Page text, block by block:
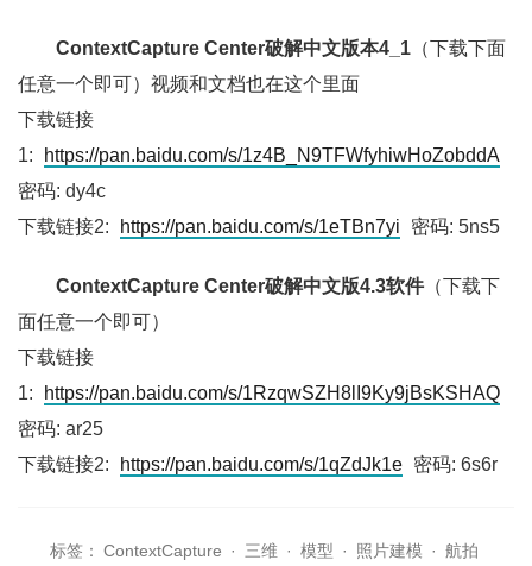
ContextCapture Center破解中文版本4_1 （下载下面
任意一个即可）视频和文档也在这个里面
下载链接
1:
https://pan.baidu.com/s/1z4B_N9TFWfyhiwHoZobddA
密码: dy4c
下载链接2:
https://pan.baidu.com/s/1eTBn7yi 密码: 5ns5
ContextCapture Center破解中文版4.3软件（下载下
面任意一个即可）
下载链接
1:
https://pan.baidu.com/s/1RzqwSZH8lI9Ky9jBsKSHAQ
密码: ar25
下载链接2:
https://pan.baidu.com/s/1qZdJk1e 密码: 6s6r
标签： ContextCapture · 三维 · 模型 · 照片建模 · 航拍